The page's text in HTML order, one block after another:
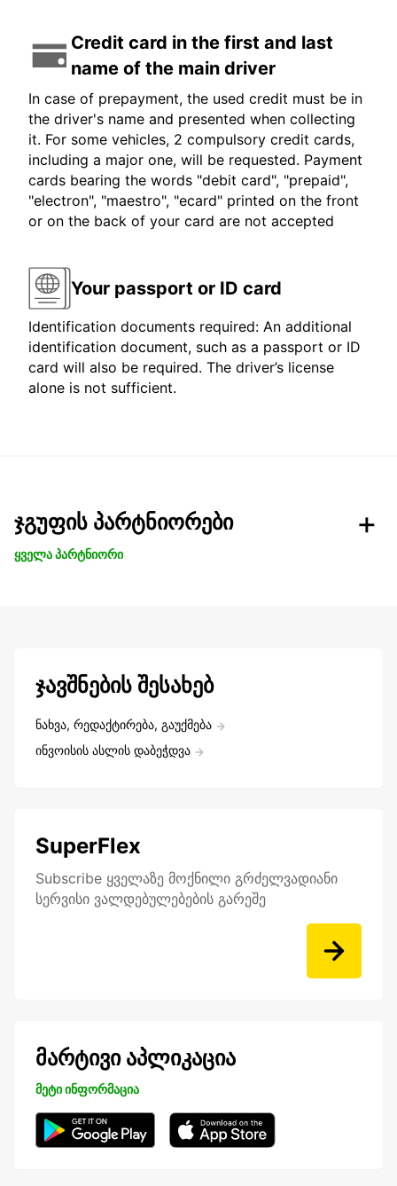
Credit card in the first and last
name of the main driver
In case of prepayment, the used credit must be in
the driver's name and presented when collecting
it. For some vehicles, 2 compulsory credit cards,
including a major one, will be requested. Payment
cards bearing the words "debit card", "prepaid",
"electron", "maestro", "ecard" printed on the front
or on the back of your card are not accepted
Your passport or ID card
Identification documents required: An additional
identification document, such as a passport or ID
card will also be required. The driver’s license
alone is not sufficient.
ჯგუფის პარტნიორები
ყველა პარტნიორი
ჯავშნების შესახებ
ნახვა, რედაქტირება, გაუქმება
ინვოისის ასლის დაბეჭდვა
SuperFlex
Subscribe ყველაზე მოქნილი გრძელვადიანი
სერვისი ვალდებულებების გარეშე
მარტივი აპლიკაცია
მეტი ინფორმაცია